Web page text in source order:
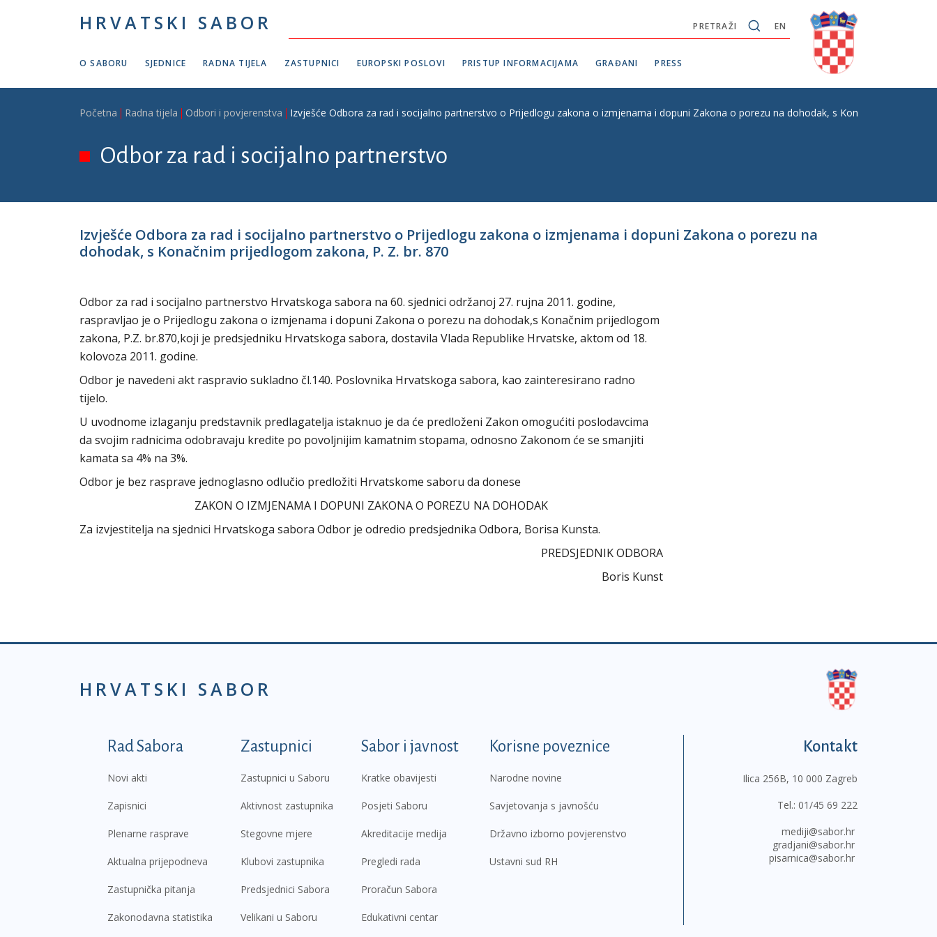
HRVATSKI SABOR EN
PRETRAŽI
O SABORU SJEDNICE RADNA TIJELA ZASTUPNICI EUROPSKI POSLOVI PRISTUP INFORMACIJAMA GRAĐANI PRESS
Breadcrumb
Početna Radna tijela Odbori i povjerenstva Izvješće Odbora za rad i socijalno partnerstvo o Prijedlogu zakona o izmjenama i dopuni Zakona o porezu na dohodak, s Konačnim
Odbor za rad i socijalno partnerstvo
Izvješće Odbora za rad i socijalno partnerstvo o Prijedlogu zakona o izmjenama i dopuni Zakona o porezu na
dohodak, s Konačnim prijedlogom zakona, P. Z. br. 870
Odbor za rad i socijalno partnerstvo Hrvatskoga sabora na 60. sjednici održanoj 27. rujna 2011. godine,
raspravljao je o Prijedlogu zakona o izmjenama i dopuni Zakona o porezu na dohodak,s Konačnim prijedlogom
zakona, P.Z. br.870,koji je predsjedniku Hrvatskoga sabora, dostavila Vlada Republike Hrvatske, aktom od 18.
kolovoza 2011. godine.
Odbor je navedeni akt raspravio sukladno čl.140. Poslovnika Hrvatskoga sabora, kao zainteresirano radno
tijelo.
U uvodnome izlaganju predstavnik predlagatelja istaknuo je da će predloženi Zakon omogućiti poslodavcima
da svojim radnicima odobravaju kredite po povoljnijim kamatnim stopama, odnosno Zakonom će se smanjiti
kamata sa 4% na 3%.
Odbor je bez rasprave jednoglasno odlučio predložiti Hrvatskome saboru da donese
ZAKON O IZMJENAMA I DOPUNI ZAKONA O POREZU NA DOHODAK
Za izvjestitelja na sjednici Hrvatskoga sabora Odbor je odredio predsjednika Odbora, Borisa Kunsta.
PREDSJEDNIK ODBORA
Boris Kunst
HRVATSKI SABOR
Podnožje prvi izbornik
Rad Sabora
Novi akti
Zapisnici
Plenarne rasprave
Aktualna prijepodneva
Zastupnička pitanja
Zakonodavna statistika
Zastupnici
Zastupnici u Saboru
Aktivnost zastupnika
Stegovne mjere
Klubovi zastupnika
Predsjednici Sabora
Velikani u Saboru
Sabor i javnost
Kratke obavijesti
Posjeti Saboru
Akreditacije medija
Pregledi rada
Proračun Sabora
Edukativni centar
Korisne poveznice
Narodne novine
Savjetovanja s javnošću
Državno izborno povjerenstvo
Ustavni sud RH
Kontakt
Ilica 256B, 10 000 Zagreb
Tel.: 01/45 69 222
mediji@sabor.hr
gradjani@sabor.hr
pisarnica@sabor.hr